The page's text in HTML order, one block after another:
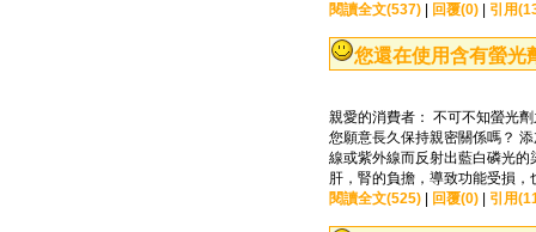
閱讀全文(537)
回覆(0) 引用
您還在使用含有螢光
親愛的消費者： 不可不知螢光
您願意長久保持親密關係嗎？
線或紫外線而反射出藍白磷光
肝，腎的負擔，導致功能受損
閱讀全文(525)
回覆(0) 引用